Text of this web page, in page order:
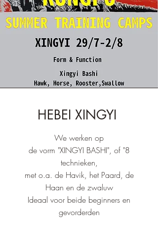
HEBEI XINGYI
We werken op
de vorm "XINGYI BASHI", of "8
technieken,
met o.a. de Havik, het Paard, de
Haan en de zwaluw
Ideaal voor beide beginners en
gevorderden